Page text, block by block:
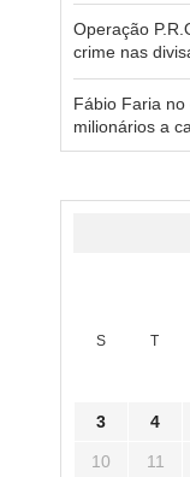
Operação
crime nas
Fábio Faria
milionários a
S T
3 4
10 11